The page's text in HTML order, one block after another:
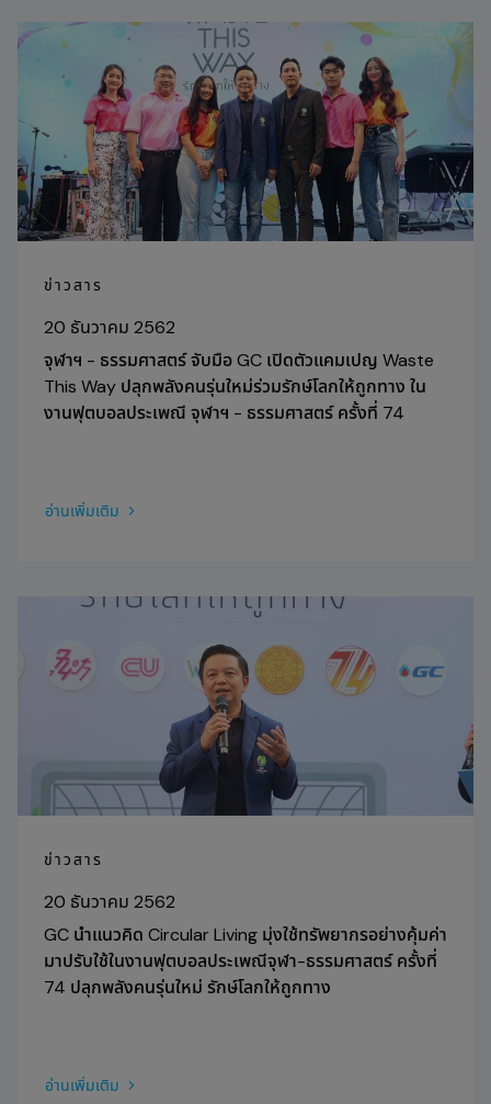
ข่าวสาร
20 ธันวาคม 2562
จุฬาฯ - ธรรมศาสตร์ จับมือ GC เปิดตัวแคมเปญ Waste
This Way ปลุกพลังคนรุ่นใหม่ร่วมรักษ์โลกให้ถูกทาง ใน
งานฟุตบอลประเพณี จุฬาฯ - ธรรมศาสตร์ ครั้งที่ 74
อ่านเพิ่มเติม
ข่าวสาร
20 ธันวาคม 2562
GC นำแนวคิด Circular Living มุ่งใช้ทรัพยากรอย่างคุ้มค่า
มาปรับใช้ในงานฟุตบอลประเพณีจุฬา-ธรรมศาสตร์ ครั้งที่
74 ปลุกพลังคนรุ่นใหม่ รักษ์โลกให้ถูกทาง
อ่านเพิ่มเติม